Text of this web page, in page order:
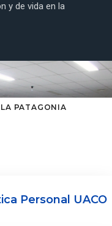
y de vida en la
PATAGONIA
Personal UACO